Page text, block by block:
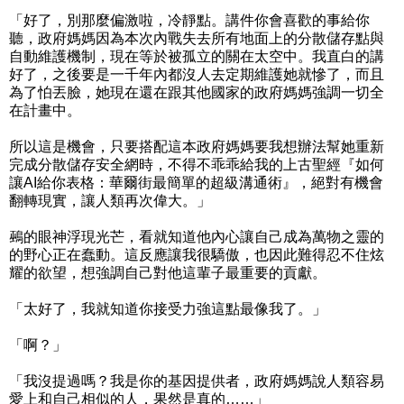
「好了，別那麼偏激啦，冷靜點。講件你會喜歡的事給你
聽，政府媽媽因為本次內戰失去所有地面上的分散儲存點與
自動維護機制，現在等於被孤立的關在太空中。我直白的講
好了，之後要是一千年內都沒人去定期維護她就慘了，而且
為了怕丟臉，她現在還在跟其他國家的政府媽媽強調一切全
在計畫中。
所以這是機會，只要搭配這本政府媽媽要我想辦法幫她重新
完成分散儲存安全網時，不得不乖乖給我的上古聖經『如何
讓AI給你表格：華爾街最簡單的超級溝通術』，絕對有機會
翻轉現實，讓人類再次偉大。」
鵐的眼神浮現光芒，看就知道他內心讓自己成為萬物之靈的
的野心正在蠢動。這反應讓我很驕傲，也因此難得忍不住炫
耀的欲望，想強調自己對他這輩子最重要的貢獻。
「太好了，我就知道你接受力強這點最像我了。」
「啊？」
「我沒提過嗎？我是你的基因提供者，政府媽媽說人類容易
愛上和自己相似的人，果然是真的……」